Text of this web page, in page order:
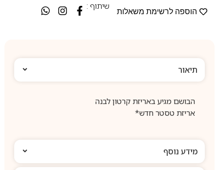
הוספה לרשימת משאלות
שיתוף :
תיאור
הבושם מגיע באריזת קרטון לבנה
אריזת טסטר חדש*
מידע נוסף